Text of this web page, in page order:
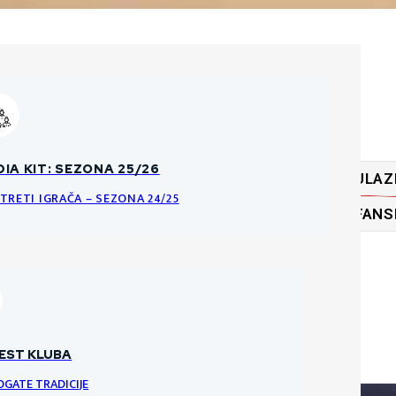
DATOTEKE
KLUBA
TRADICIJE
PRAVILA O PRODAJI ULAZNICA
I PRAVILA ULAZNICA ZA HNK GORICU
KIT: SEZONA 25/26
IGRAČA – SEZONA 24/25